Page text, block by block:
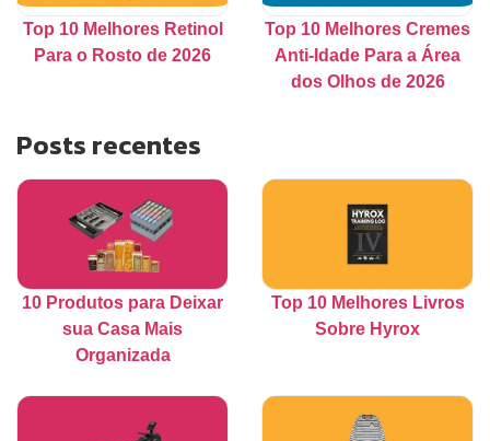
Top 10 Melhores Retinol
Para o Rosto de 2026
Top 10 Melhores Cremes
Anti-Idade Para a Área
dos Olhos de 2026
Posts recentes
10 Produtos para Deixar
sua Casa Mais
Organizada
Top 10 Melhores Livros
Sobre Hyrox